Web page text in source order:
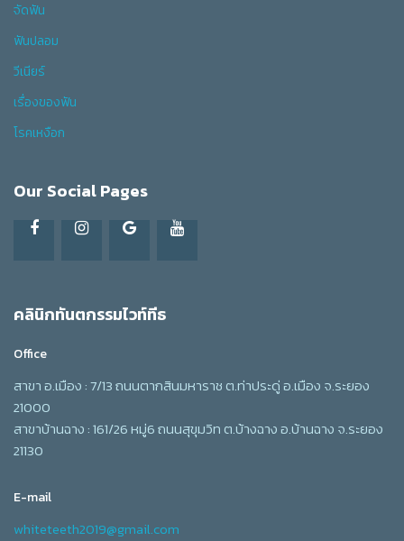
จัดฟัน
ฟันปลอม
วีเนียร์
เรื่องของฟัน
โรคเหงือก
Our Social Pages
คลินิกทันตกรรมไวท์ทีธ
Office
สาขา อ.เมือง : 7/13 ถนนตากสินมหาราช ต.ท่าประดู่ อ.เมือง จ.ระยอง
21000
สาขาบ้านฉาง : 161/26 หมู่6 ถนนสุขุมวิท ต.บ้างฉาง อ.บ้านฉาง จ.ระยอง
21130
E-mail
whiteteeth2019@gmail.com